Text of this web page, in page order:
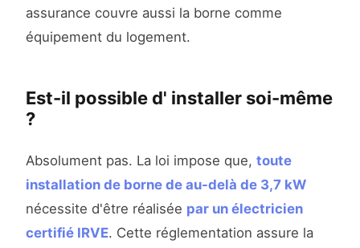
assurance couvre aussi la borne comme
équipement du logement.
Est-il possible d' installer soi-même
?
Absolument pas. La loi impose que, toute
installation de borne de au-delà de 3,7 kW
nécessite d'être réalisée par un électricien
certifié IRVE. Cette réglementation assure la